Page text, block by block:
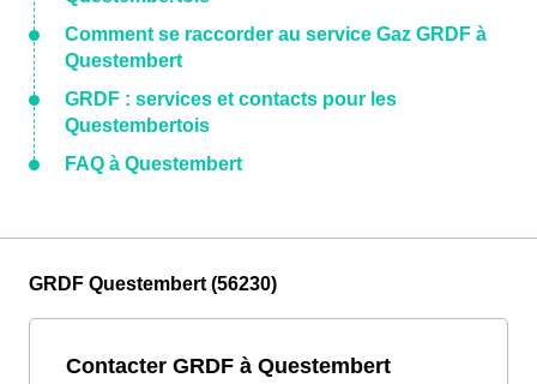
Comment se raccorder au service Gaz GRDF à
Questembert
GRDF : services et contacts pour les
Questembertois
FAQ à Questembert
GRDF Questembert (56230)
Contacter GRDF à Questembert